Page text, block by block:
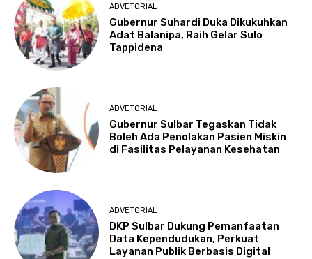
ADVETORIAL
Gubernur Suhardi Duka Dikukuhkan
Adat Balanipa, Raih Gelar Sulo
Tappidena
ADVETORIAL
Gubernur Sulbar Tegaskan Tidak
Boleh Ada Penolakan Pasien Miskin
di Fasilitas Pelayanan Kesehatan
ADVETORIAL
DKP Sulbar Dukung Pemanfaatan
Data Kependudukan, Perkuat
Layanan Publik Berbasis Digital